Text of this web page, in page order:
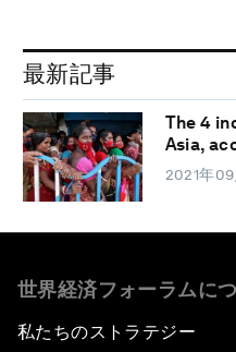
最新記事
The 4
Asia,
2021年09
世界経済フォーラムに
私たちのストラテジー